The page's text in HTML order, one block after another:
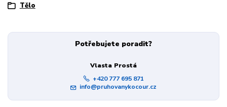
Tělo
Potřebujete poradit?
Vlasta Prostá
+420 777 695 871
info@pruhovanykocour.cz